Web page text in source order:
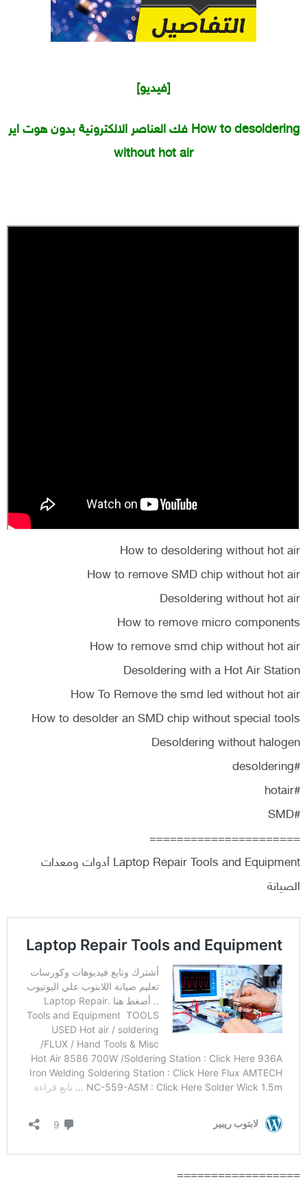
[فيديو]
فك العناصر الالكترونية بدون هوت اير How to desoldering
without hot air
How to desoldering without hot air
How to remove SMD chip without hot air
Desoldering without hot air
How to remove micro components
How to remove smd chip without hot air
Desoldering with a Hot Air Station
How To Remove the smd led without hot air
How to desolder an SMD chip without special tools
Desoldering without halogen
#desoldering
#hotair
#SMD
======================
Laptop Repair Tools and Equipment أدوات ومعدات
الصيانة
==================